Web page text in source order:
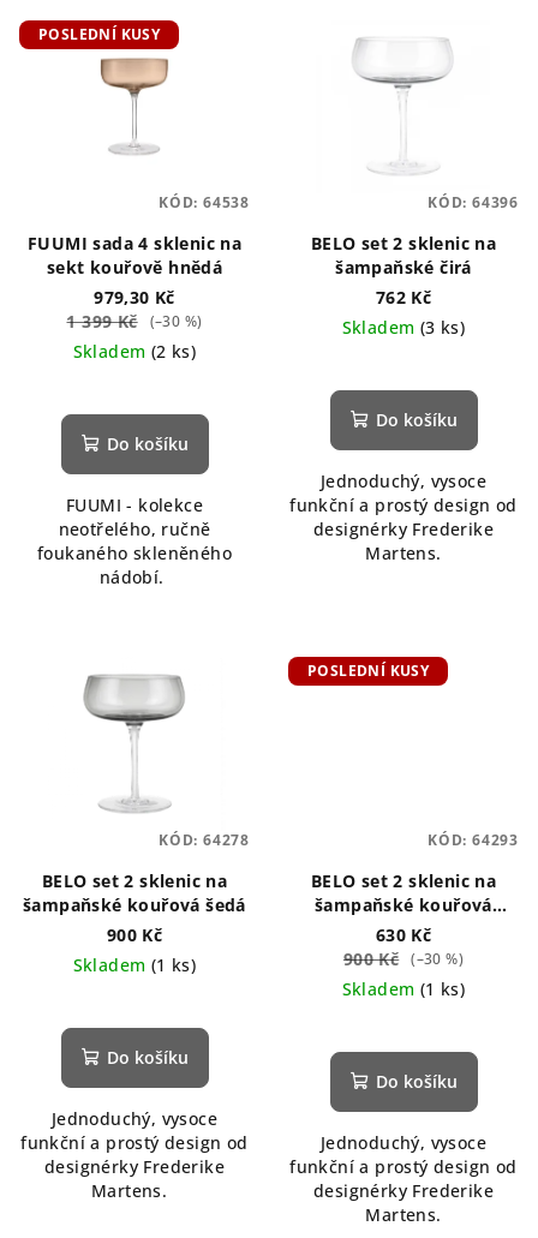
POSLEDNÍ KUSY
FUUMI sada 4 sklenic na
sekt kouřově hnědá
979,30 Kč
1 399 Kč
(–30 %)
Skladem (2 ks)
Do košíku
FUUMI - kolekce
neotřelého, ručně
foukaného skleněného
nádobí.
KÓD: 64538
BELO set 2 sklenic na
šampaňské čirá
762 Kč
Skladem (3 ks)
Do košíku
Jednoduchý, vysoce
funkční a prostý design od
designérky Frederike
Martens.
KÓD: 64396
BELO set 2 sklenic na
šampaňské kouřová šedá
900 Kč
Skladem (1 ks)
Do košíku
Jednoduchý, vysoce
funkční a prostý design od
designérky Frederike
Martens.
KÓD: 64278
POSLEDNÍ KUSY
BELO set 2 sklenic na
šampaňské kouřová
hnědá
630 Kč
900 Kč (–30 %)
Skladem (1 ks)
Do košíku
Jednoduchý, vysoce
funkční a prostý design od
designérky Frederike
Martens.
KÓD: 64293